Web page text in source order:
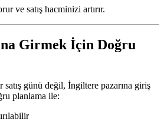
ve satış hacminizi artırır.
Girmek İçin Doğru
günü değil, İngiltere pazarına giriş
planlama ile: